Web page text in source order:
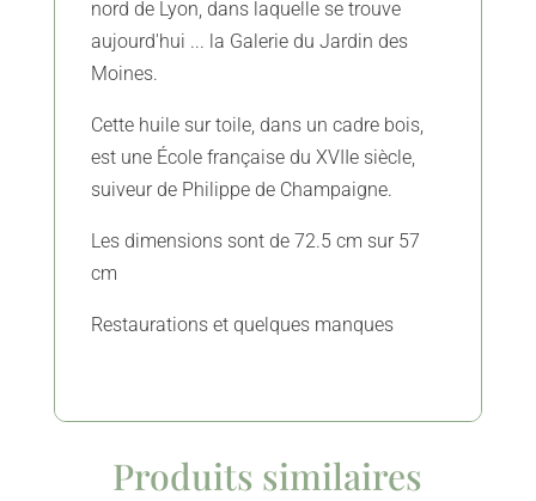
nord de Lyon, dans laquelle se trouve
aujourd'hui ... la Galerie du Jardin des
Moines.
Cette huile sur toile, dans un cadre bois,
est une École française du XVIIe siècle,
suiveur de Philippe de Champaigne.
Les dimensions sont de 72.5 cm sur 57
cm
Restaurations et quelques manques
Produits similaires